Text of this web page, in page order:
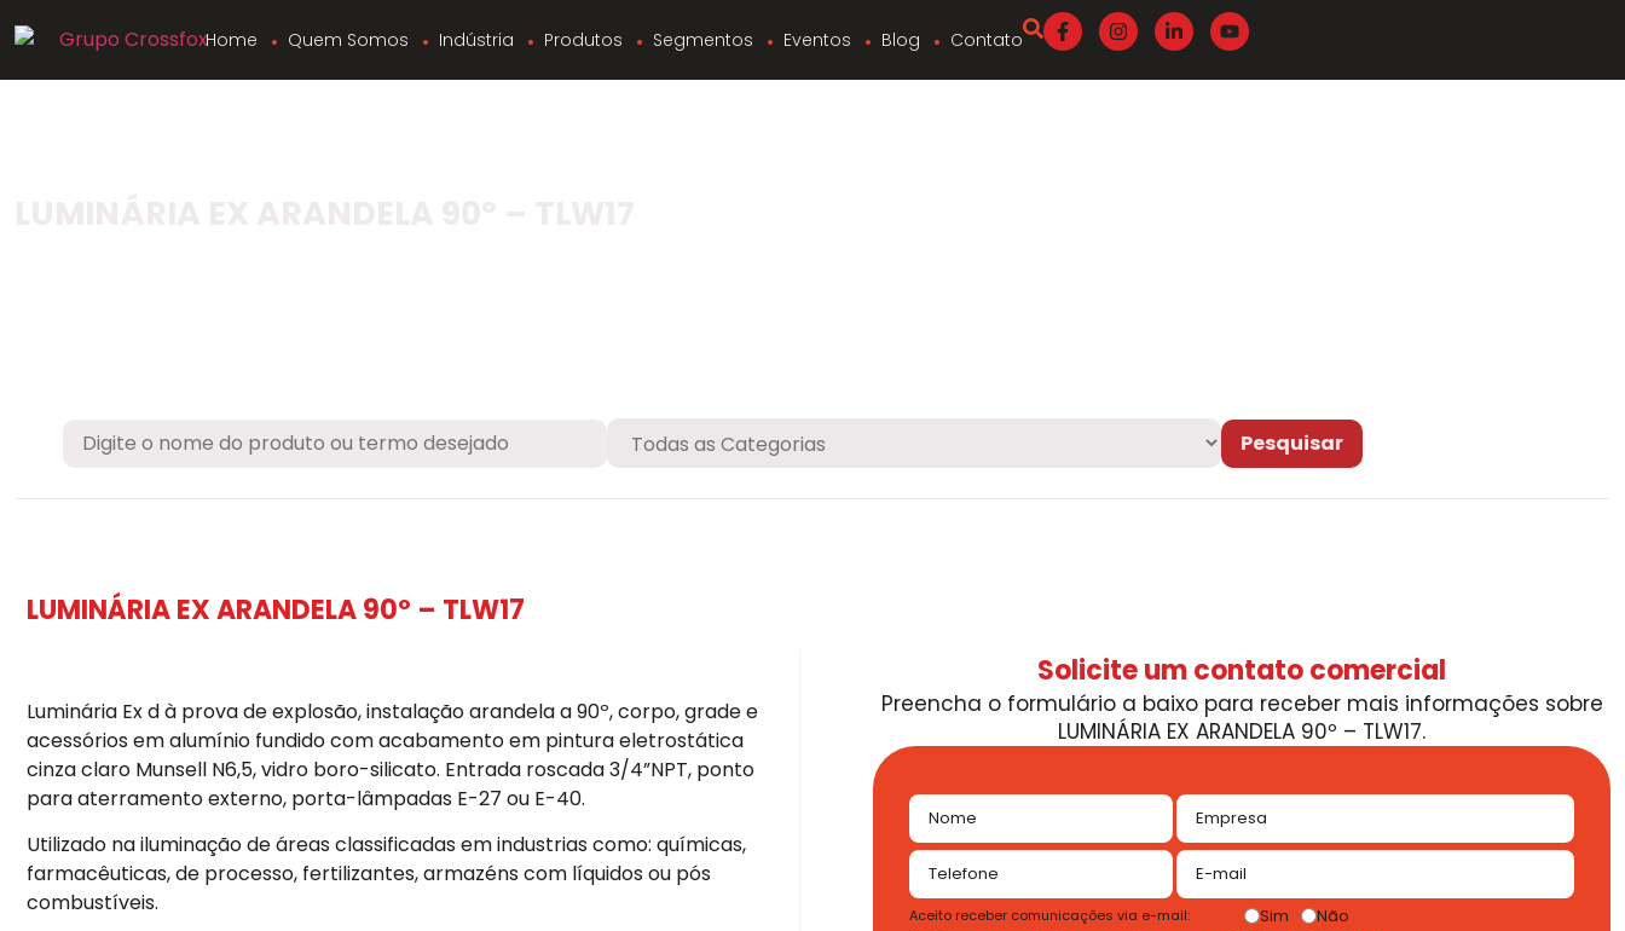
Home Quem Somos Indústria Produtos Segmentos Eventos Blog Contato
LUMINÁRIA EX ARANDELA 90º – TLW17
Luminária Ex d à prova de explosão, instalação arandela a 90º, corpo, grade e
acessórios em alumínio fundido com acabamento em pintura eletrostática
cinza claro Munsell N6,5, vidro boro-silicato. Entrada roscada 3/4”NPT, ponto
para aterramento externo, porta-lâmpadas E-27 ou E-40.
Utilizado na iluminação de áreas classificadas em industrias como: químicas,
farmacêuticas, de processo, fertilizantes, armazéns com líquidos ou pós
combustíveis.
Solicite um contato comercial
Preencha o formulário a baixo para receber mais informações sobre
LUMINÁRIA EX ARANDELA 90º – TLW17.
Aceito receber comunicações via e-mail: Sim Não